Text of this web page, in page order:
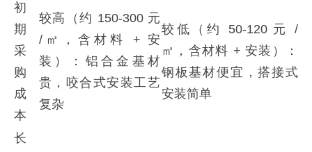
初
期
采
购
成
本
较高（约 150-300 元
/㎡，含材料 + 安
装）：铝合金基材
贵，咬合式安装工艺
复杂
较低（约 50-120 元 /
㎡，含材料 + 安装）：
钢板基材便宜，搭接式
安装简单
长